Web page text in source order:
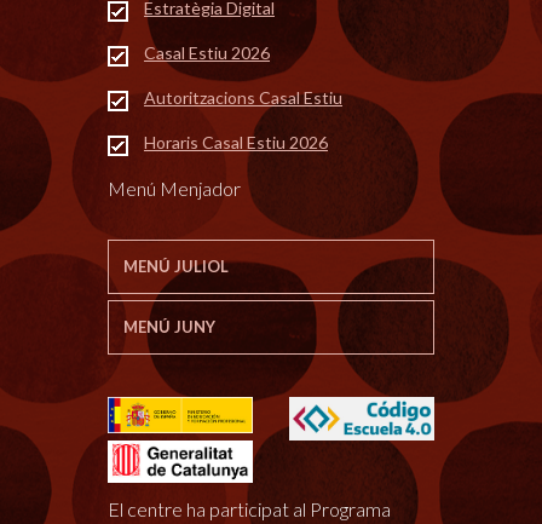
Estratègia Digital
Casal Estiu 2026
Autoritzacions Casal Estiu
Horaris Casal Estiu 2026
Menú Menjador
MENÚ JULIOL
MENÚ JUNY
El centre ha participat al Programa